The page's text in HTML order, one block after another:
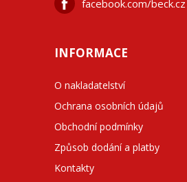
facebook.com/beck.cz
INFORMACE
O nakladatelství
Ochrana osobních údajů
Obchodní podmínky
Způsob dodání a platby
Kontakty